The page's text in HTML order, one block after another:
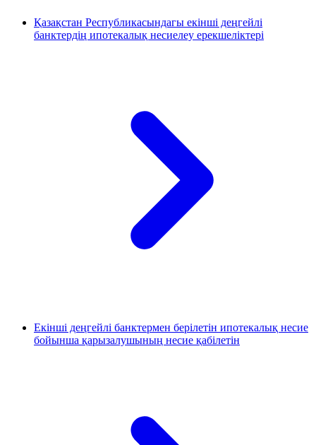
Қазақстан Республикасындагы екінші деңгейлі
банктердің ипотекалық несиелеу ерекшеліктері
Екінші деңгейлі банктермен берілетін ипотекалық несие
бойынша қарызалушының несие қабілетін